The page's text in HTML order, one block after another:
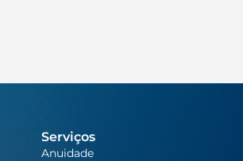
Serviços
Anuidade